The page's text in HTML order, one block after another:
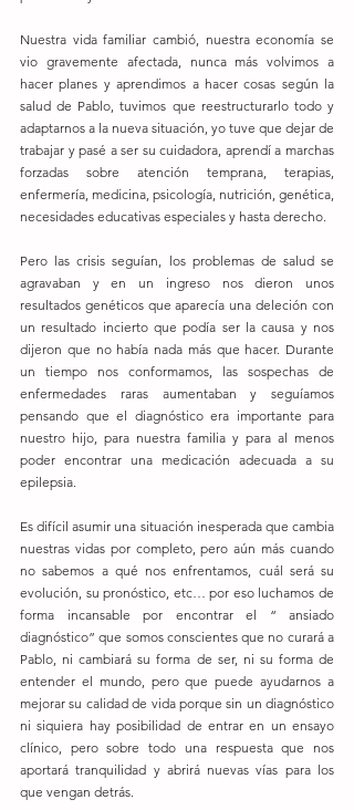
Nuestra vida familiar cambió, nuestra economía se
vio gravemente afectada, nunca más volvimos a
hacer planes y aprendimos a hacer cosas según la
salud de Pablo, tuvimos que reestructurarlo todo y
adaptarnos a la nueva situación, yo tuve que dejar de
trabajar y pasé a ser su cuidadora, aprendí a marchas
forzadas sobre atención temprana, terapias,
enfermería, medicina, psicología, nutrición, genética,
necesidades educativas especiales y hasta derecho.
Pero las crisis seguían, los problemas de salud se
agravaban y en un ingreso nos dieron unos
resultados genéticos que aparecía una deleción con
un resultado incierto que podía ser la causa y nos
dijeron que no había nada más que hacer. Durante
un tiempo nos conformamos, las sospechas de
enfermedades raras aumentaban y seguíamos
pensando que el diagnóstico era importante para
nuestro hijo, para nuestra familia y para al menos
poder encontrar una medicación adecuada a su
epilepsia.
Es difícil asumir una situación inesperada que cambia
nuestras vidas por completo, pero aún más cuando
no sabemos a qué nos enfrentamos, cuál será su
evolución, su pronóstico, etc… por eso luchamos de
forma incansable por encontrar el “ ansiado
diagnóstico” que somos conscientes que no curará a
Pablo, ni cambiará su forma de ser, ni su forma de
entender el mundo, pero que puede ayudarnos a
mejorar su calidad de vida porque sin un diagnóstico
ni siquiera hay posibilidad de entrar en un ensayo
clínico, pero sobre todo una respuesta que nos
aportará tranquilidad y abrirá nuevas vías para los
que vengan detrás.